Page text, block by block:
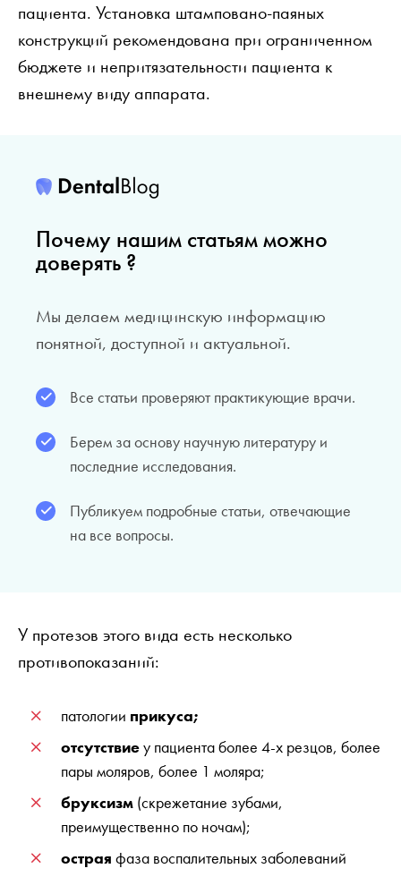
пациента. Установка штамповано-паяных
конструкций рекомендована при ограниченном
бюджете и непритязательности пациента к
внешнему виду аппарата.
Почему нашим статьям можно
доверять ?
Мы делаем медицинскую информацию
понятной, доступной и актуальной.
Все статьи проверяют практикующие врачи.
Берем за основу научную литературу и
последние исследования.
Публикуем подробные статьи, отвечающие
на все вопросы.
У протезов этого вида есть несколько
противопоказаний:
патологии прикуса;
отсутствиеу пациента более 4-х резцов, более
пары моляров, более 1 моляра;
бруксизм (скрежетание зубами,
преимущественно по ночам);
острая фаза воспалительных заболеваний